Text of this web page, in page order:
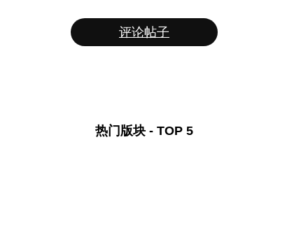
评论帖子
热门版块 - TOP 5